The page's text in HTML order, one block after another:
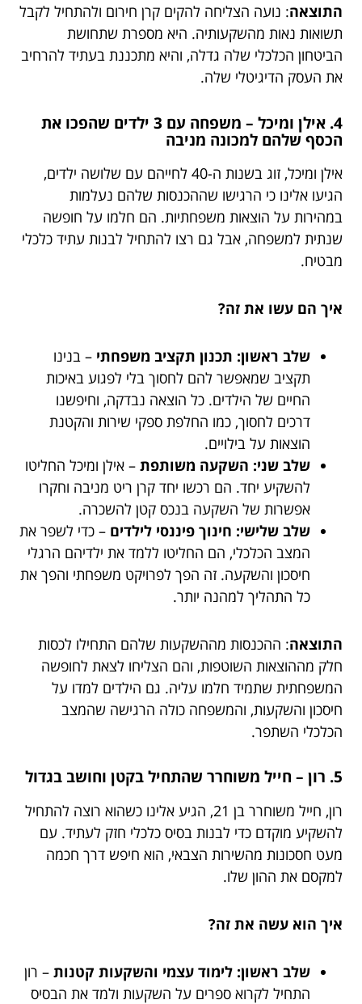
התוצאה: נועה הצליחה להקים קרן חירום ולהתחיל לקבל
תשואות נאות מהשקעותיה. היא מספרת שתחושת
הביטחון הכלכלי שלה גדלה, והיא מתכננת בעתיד להרחיב
את העסק הדיגיטלי שלה.
4. אילן ומיכל – משפחה עם 3 ילדים שהפכו את
הכסף שלהם למכונה מניבה
אילן ומיכל, זוג בשנות ה-40 לחייהם עם שלושה ילדים,
הגיעו אלינו כי הרגישו שההכנסות שלהם נעלמות
במהירות על הוצאות משפחתיות. הם חלמו על חופשה
שנתית למשפחה, אבל גם רצו להתחיל לבנות עתיד כלכלי
מבטיח.
איך הם עשו את זה?
שלב ראשון: תכנון תקציב משפחתי – בנינו
תקציב שמאפשר להם לחסוך בלי לפגוע באיכות
החיים של הילדים. כל הוצאה נבדקה, וחיפשנו
דרכים לחסוך, כמו החלפת ספקי שירות והקטנת
הוצאות על בילויים.
שלב שני: השקעה משותפת – אילן ומיכל החליטו
להשקיע יחד. הם רכשו יחד קרן ריט מניבה וחקרו
אפשרות של השקעה בנכס קטן להשכרה.
שלב שלישי: חינוך פיננסי לילדים – כדי לשפר את
המצב הכלכלי, הם החליטו ללמד את ילדיהם הרגלי
חיסכון והשקעה. זה הפך לפרויקט משפחתי והפך את
כל התהליך למהנה יותר.
התוצאה: ההכנסות מההשקעות שלהם התחילו לכסות
חלק מההוצאות השוטפות, והם הצליחו לצאת לחופשה
המשפחתית שתמיד חלמו עליה. גם הילדים למדו על
חיסכון והשקעות, והמשפחה כולה הרגישה שהמצב
הכלכלי השתפר.
5. רון – חייל משוחרר שהתחיל בקטן וחושב בגדול
רון, חייל משוחרר בן 21, הגיע אלינו כשהוא רוצה להתחיל
להשקיע מוקדם כדי לבנות בסיס כלכלי חזק לעתיד. עם
מעט חסכונות מהשירות הצבאי, הוא חיפש דרך חכמה
למקסם את ההון שלו.
איך הוא עשה את זה?
שלב ראשון: לימוד עצמי והשקעות קטנות – רון
התחיל לקרוא ספרים על השקעות ולמד את הבסיס